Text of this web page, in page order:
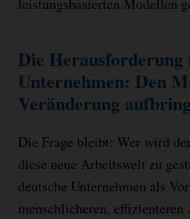
Die
Unternehmen: Den
Veränderung
Die Frage bleibt: Wer wird
diese neue Arbeitswelt zu
deutsche Unternehmen als
menschlicheren, effizienteren